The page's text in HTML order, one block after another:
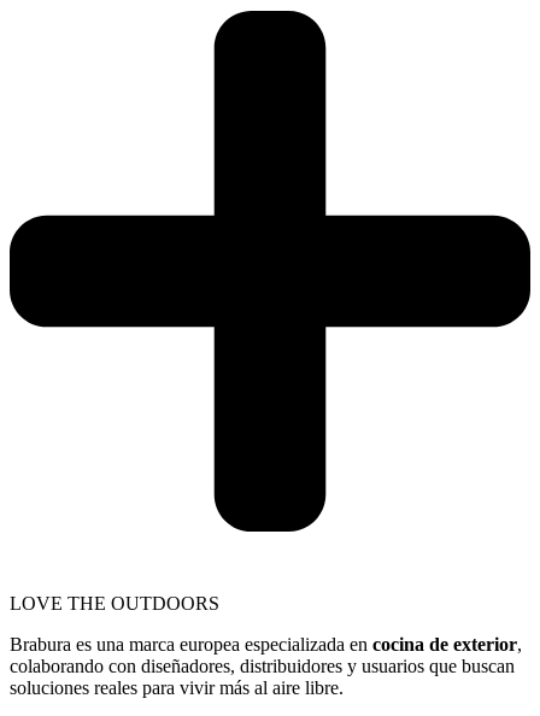
LOVE THE OUTDOORS
Brabura es una marca europea especializada en cocina de exterior,
colaborando con diseñadores, distribuidores y usuarios que buscan
soluciones reales para vivir más al aire libre.